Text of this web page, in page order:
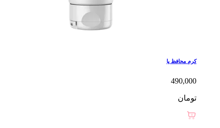
کرم محافظ پا
490,000
تومان